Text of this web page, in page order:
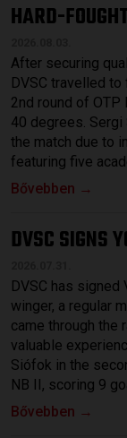
HARD-
After securing
DVSC travelled
2nd round of
40 degrees.
the match due to
featuring five
Bővebben →
DVSC SIGNS
DVSC has
winger, a regular
came through the
valuable
Siófok in the
NB II, scoring 9
Bővebben →